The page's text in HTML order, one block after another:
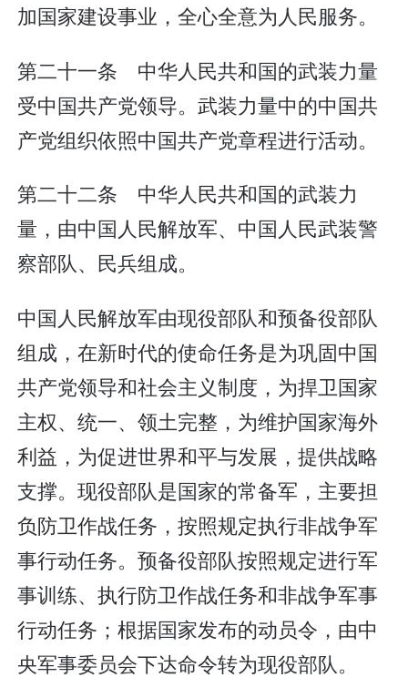
加国家建设事业，全心全意为人民服务。
第二十一条 中华人民共和国的武装力量
受中国共产党领导。武装力量中的中国共
产党组织依照中国共产党章程进行活动。
第二十二条 中华人民共和国的武装力
量，由中国人民解放军、中国人民武装警
察部队、民兵组成。
中国人民解放军由现役部队和预备役部队
组成，在新时代的使命任务是为巩固中国
共产党领导和社会主义制度，为捍卫国家
主权、统一、领土完整，为维护国家海外
利益，为促进世界和平与发展，提供战略
支撑。现役部队是国家的常备军，主要担
负防卫作战任务，按照规定执行非战争军
事行动任务。预备役部队按照规定进行军
事训练、执行防卫作战任务和非战争军事
行动任务；根据国家发布的动员令，由中
央军事委员会下达命令转为现役部队。